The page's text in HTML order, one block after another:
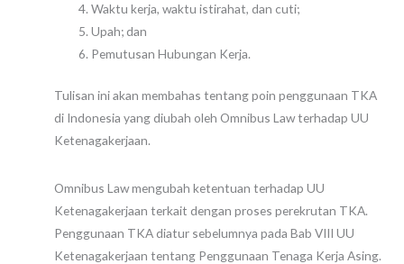
Waktu kerja, waktu istirahat, dan cuti;
Upah; dan
Pemutusan Hubungan Kerja.
Tulisan ini akan membahas tentang poin penggunaan TKA
di Indonesia yang diubah oleh Omnibus Law terhadap UU
Ketenagakerjaan.
Omnibus Law mengubah ketentuan terhadap UU
Ketenagakerjaan terkait dengan proses perekrutan TKA.
Penggunaan TKA diatur sebelumnya pada Bab VIII UU
Ketenagakerjaan tentang Penggunaan Tenaga Kerja Asing.